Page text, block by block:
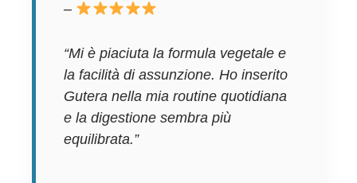
–
“Mi è piaciuta la formula vegetale e
la facilità di assunzione. Ho inserito
Gutera nella mia routine quotidiana
e la digestione sembra più
equilibrata.”